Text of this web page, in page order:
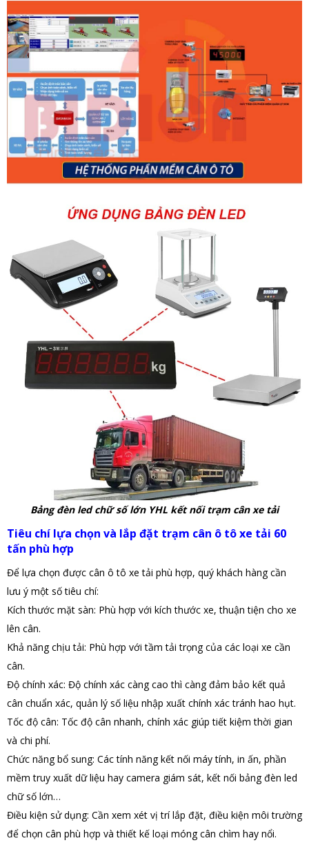
Bảng đèn led chữ số lớn YHL kết nối trạm cân xe tải
Tiêu chí lựa chọn và lắp đặt trạm cân ô tô xe tải 60
tấn phù hợp
Để lựa chọn được cân ô tô xe tải phù hợp, quý khách hàng cần
lưu ý một số tiêu chí:
Kích thước mặt sàn: Phù hợp với kích thước xe, thuận tiện cho xe
lên cân.
Khả năng chịu tải: Phù hợp với tầm tải trọng của các loại xe cần
cân.
Độ chính xác: Độ chính xác càng cao thì càng đảm bảo kết quả
cân chuẩn xác, quản lý số liệu nhập xuất chính xác tránh hao hụt.
Tốc độ cân: Tốc độ cân nhanh, chính xác giúp tiết kiệm thời gian
và chi phí.
Chức năng bổ sung: Các tính năng kết nối máy tính, in ấn, phần
mềm truy xuất dữ liệu hay camera giám sát, kết nối bảng đèn led
chữ số lớn…
Điều kiện sử dụng: Cần xem xét vị trí lắp đặt, điều kiện môi trường
để chọn cân phù hợp và thiết kế loại móng cân chìm hay nổi.